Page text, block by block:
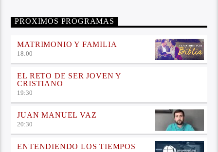
PROXIMOS PROGRAMAS
MATRIMONIO Y FAMILIA
18:00
EL RETO DE SER JOVEN Y
CRISTIANO
19:30
JUAN MANUEL VAZ
20:30
ENTENDIENDO LOS TIEMPOS